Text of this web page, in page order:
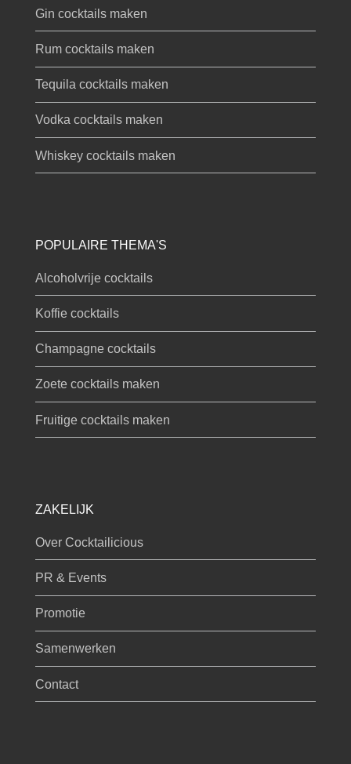
Gin cocktails maken
Rum cocktails maken
Tequila cocktails maken
Vodka cocktails maken
Whiskey cocktails maken
POPULAIRE THEMA'S
Alcoholvrije cocktails
Koffie cocktails
Champagne cocktails
Zoete cocktails maken
Fruitige cocktails maken
ZAKELIJK
Over Cocktailicious
PR & Events
Promotie
Samenwerken
Contact